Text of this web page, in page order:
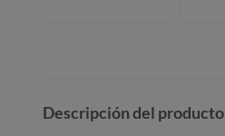
Descripción del producto